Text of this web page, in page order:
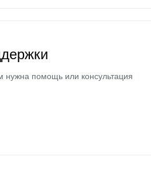
нужна помощь или консультация